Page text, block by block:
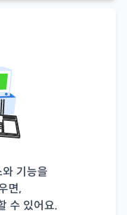
기능을
면,
수 있어요.